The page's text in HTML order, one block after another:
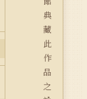
典
藏
此
作
品
之